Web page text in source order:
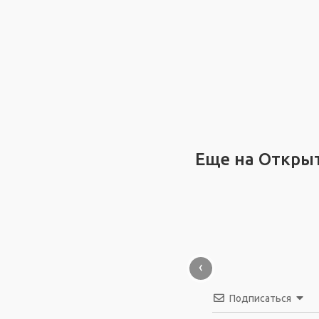
Еще на
‹
Подписаться